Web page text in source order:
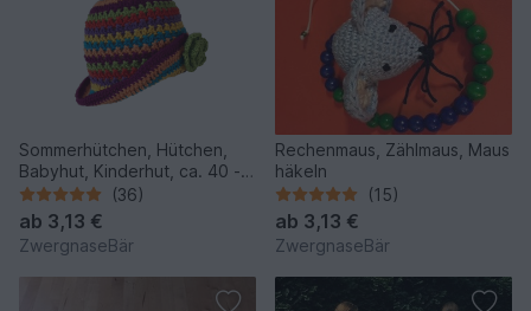
Sommerhütchen, Hütchen,
Babyhut, Kinderhut, ca. 40 -
55 cm KU, Sommerhut,
Anleitung, Häkelanleitung,
häkeln
(36)
ab 3,13 €
ZwergnaseBär
Rechenmaus, Zählmaus, Maus
häkeln
(15)
ab 3,13 €
ZwergnaseBär